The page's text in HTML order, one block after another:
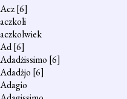
Acz[6]
aczkoli
aczkolwiek
Ad[6]
Adadżissimo [6]
Adadżjo [6]
Adagio